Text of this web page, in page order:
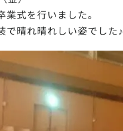
式を行いました。
で晴れ晴れしい姿でした♪